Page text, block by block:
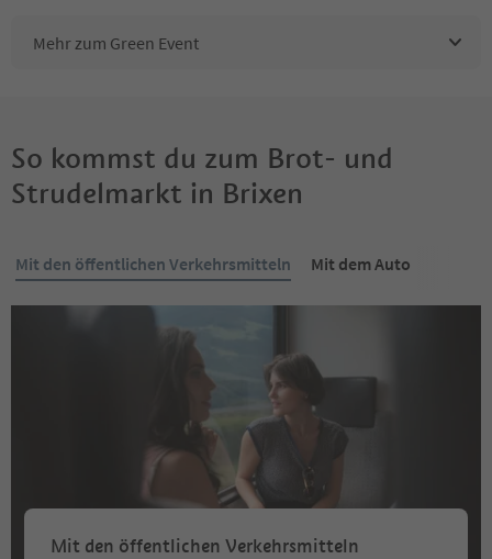
Mehr zum Green Event
So kommst du zum Brot- und
Strudelmarkt in Brixen
Mit den öffentlichen Verkehrsmitteln Mit dem Auto
Mit den öffentlichen Verkehrsmitteln